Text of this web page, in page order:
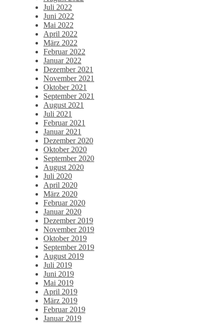
Juli 2022
Juni 2022
Mai 2022
April 2022
März 2022
Februar 2022
Januar 2022
Dezember 2021
November 2021
Oktober 2021
September 2021
August 2021
Juli 2021
Februar 2021
Januar 2021
Dezember 2020
Oktober 2020
September 2020
August 2020
Juli 2020
April 2020
März 2020
Februar 2020
Januar 2020
Dezember 2019
November 2019
Oktober 2019
September 2019
August 2019
Juli 2019
Juni 2019
Mai 2019
April 2019
März 2019
Februar 2019
Januar 2019